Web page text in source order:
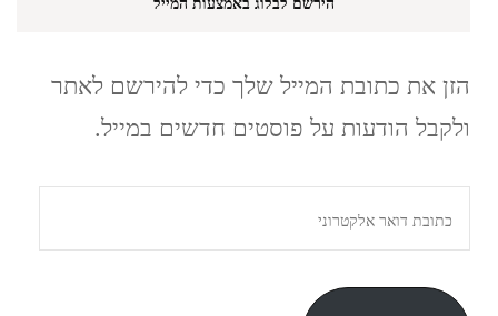
הירשם לבלוג באמצעות המייל
הזן את כתובת המייל שלך כדי להירשם לאתר
ולקבל הודעות על פוסטים חדשים במייל.
דואר
אלקטרוני